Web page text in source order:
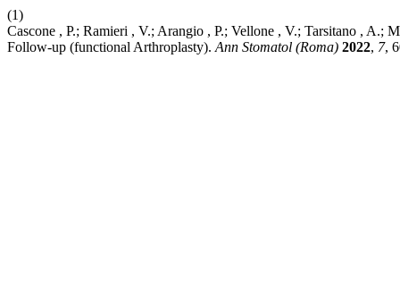
(1)
Cascone , P.; Ramieri , V.; Arangio , P.; Vellone , V.; Tarsitano , A.;
Follow-up (functional Arthroplasty). Ann Stomatol (Roma) 2022, 7,